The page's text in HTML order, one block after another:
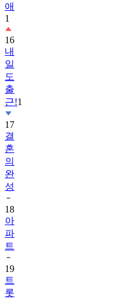
애
1
16
내
일
도
출
근!1
17
결
혼
의
완
성
18
아
파
트
19
트
롯